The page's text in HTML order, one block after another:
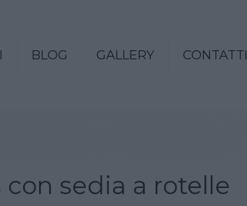
BLOG GALLERY CONTATTI
sedia a rotelle